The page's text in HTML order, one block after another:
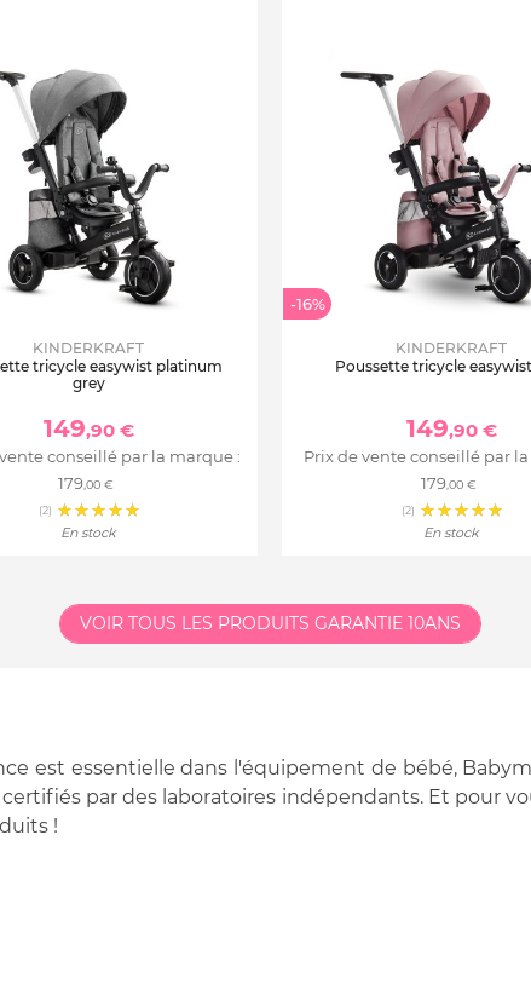
KINDERKRAFT
tricycle easywist platinum
grey
149,90 €
conseillé par la marque :
179,00 €
(2)
En stock
-16%
KINDERKRAFT
Poussette tricycle
149,90 €
Prix de vente conseillé par
179,00 €
(2)
En stock
VOIR TOUS LES PRODUITS GARANTIE 10ANS
est essentielle dans l'équipement de bébé,
par des laboratoires indépendants. Et pour
!